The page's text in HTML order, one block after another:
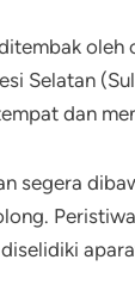
oleh
Selatan
dan
segera